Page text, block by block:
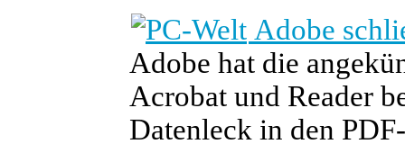
Adobe
Adobe hat die
Acrobat und Reader
Datenleck in den